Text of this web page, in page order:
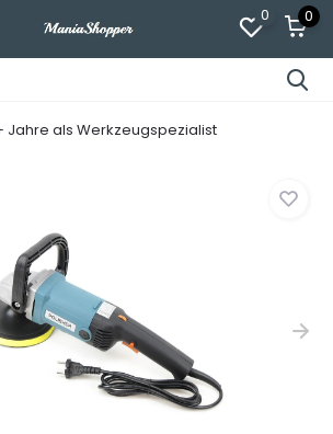
0 0
Jahre als Werkzeugspezialist